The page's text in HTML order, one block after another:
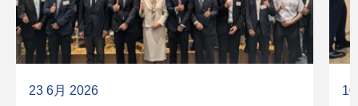
23 6月 2026